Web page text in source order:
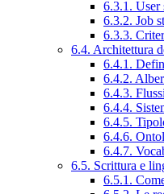
6.3.1. User
6.3.2. Job
6.3.3.
6.4. Architettura
6.4.1.
6.4.2.
6.4.3.
6.4.4.
6.4.5.
6.4.6.
6.4.7.
6.5. Scrittura e
6.5.1.